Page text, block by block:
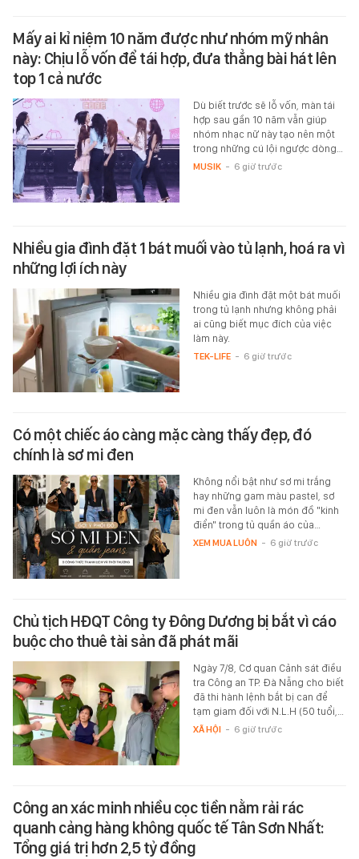
Mấy ai kỉ niệm 10 năm được như nhóm mỹ nhân
này: Chịu lỗ vốn để tái hợp, đưa thẳng bài hát lên
top 1 cả nước
Dù biết trước sẽ lỗ vốn, màn tái
hợp sau gần 10 năm vẫn giúp
nhóm nhạc nữ này tạo nên một
trong những cú lội ngược dòng…
MUSIK - 6 giờ trước
Nhiều gia đình đặt 1 bát muối vào tủ lạnh, hoá ra vì
những lợi ích này
Nhiều gia đình đặt một bát muối
trong tủ lạnh nhưng không phải
ai cũng biết mục đích của việc
làm này.
TEK-LIFE - 6 giờ trước
Có một chiếc áo càng mặc càng thấy đẹp, đó
chính là sơ mi đen
Không nổi bật như sơ mi trắng
hay những gam màu pastel, sơ
mi đen vẫn luôn là món đồ "kinh
điển" trong tủ quần áo của…
XEM MUA LUÔN - 6 giờ trước
Chủ tịch HĐQT Công ty Đông Dương bị bắt vì cáo
buộc cho thuê tài sản đã phát mãi
Ngày 7/8, Cơ quan Cảnh sát điều
tra Công an TP. Đà Nẵng cho biết
đã thi hành lệnh bắt bị can để
tạm giam đối với N.L.H (50 tuổi,…
XÃ HỘI - 6 giờ trước
Công an xác minh nhiều cọc tiền nằm rải rác
quanh cảng hàng không quốc tế Tân Sơn Nhất:
Tổng giá trị hơn 2,5 tỷ đồng